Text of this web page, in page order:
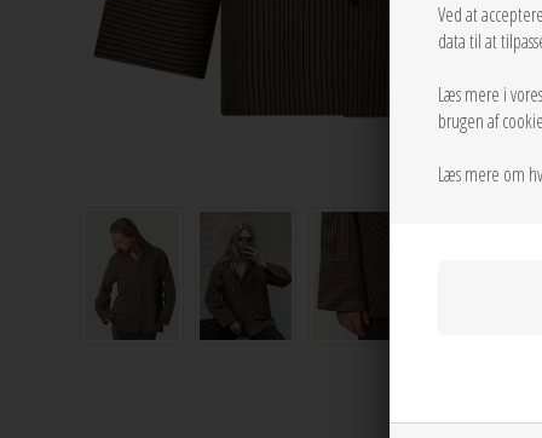
Ved at
data til at
Læs mere i vores
brugen af
Læs mere om